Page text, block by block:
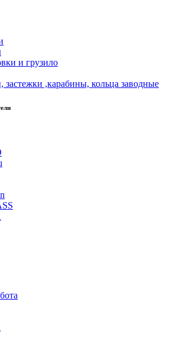
и грузило
застежки ,карабины, кольца заводные